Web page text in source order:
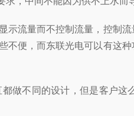
示流量而不控制流量，控制
便，而东联光电可以有这
做不同的设计，但是客户